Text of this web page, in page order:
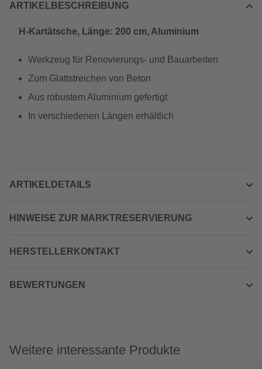
ARTIKELBESCHREIBUNG
H-Kartätsche, Länge: 200 cm, Aluminium
Werkzeug für Renovierungs- und Bauarbeiten
Zum Glattstreichen von Beton
Aus robustem Aluminium gefertigt
In verschiedenen Längen erhältlich
ARTIKELDETAILS
HINWEISE ZUR MARKTRESERVIERUNG
HERSTELLERKONTAKT
BEWERTUNGEN
Weitere interessante Produkte